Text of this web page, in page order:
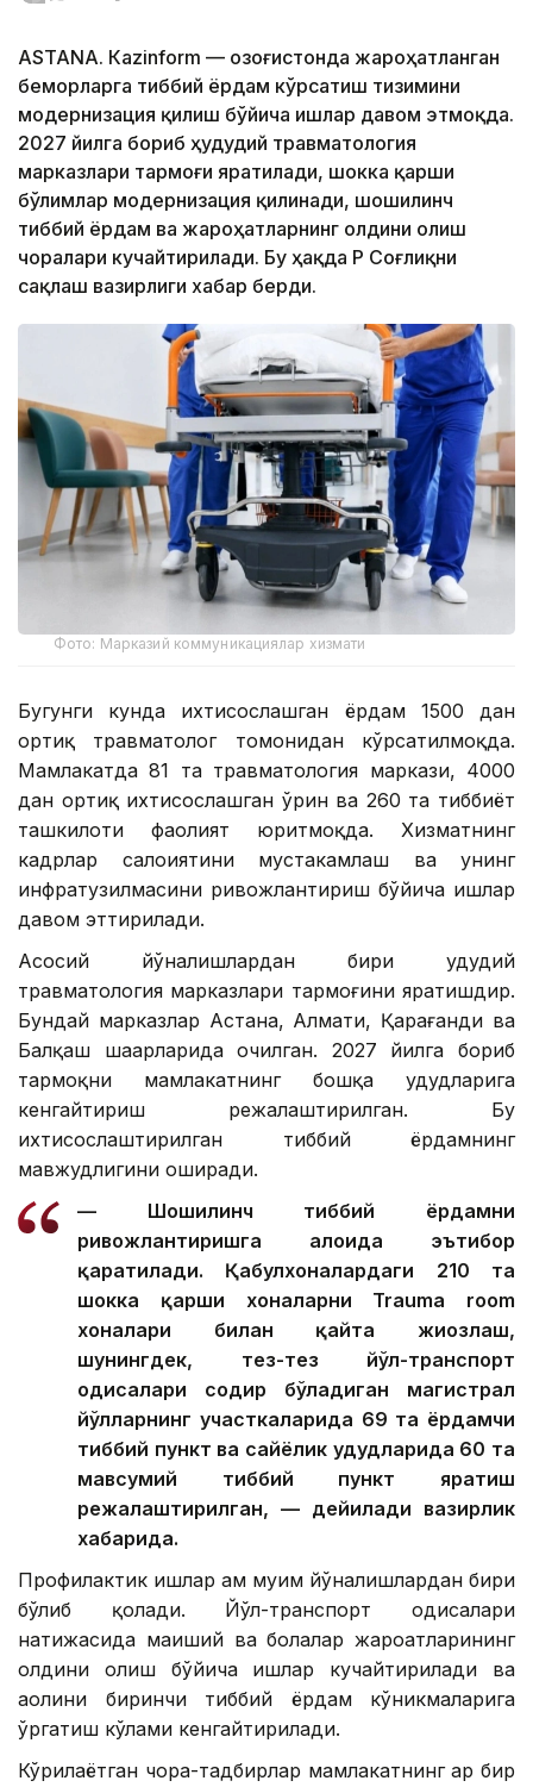
ASTANА. Кazinform — Қозоғистонда жароҳатланган
беморларга тиббий ёрдам кўрсатиш тизимини
модернизация қилиш бўйича ишлар давом этмоқда.
2027 йилга бориб ҳудудий травматология
марказлари тармоғи яратилади, шокка қарши
бўлимлар модернизация қилинади, шошилинч
тиббий ёрдам ва жароҳатларнинг олдини олиш
чоралари кучайтирилади. Бу ҳақда ҚР Соғлиқни
сақлаш вазирлиги хабар берди.
Фото: Марказий коммуникациялар хизмати
Бугунги кунда ихтисослашган ёрдам 1500 дан
ортиқ травматолог томонидан кўрсатилмоқда.
Мамлакатда 81 та травматология маркази, 4000
дан ортиқ ихтисослашган ўрин ва 260 та тиббиёт
ташкилоти фаолият юритмоқда. Хизматнинг
кадрлар салоҳиятини мустаҳкамлаш ва унинг
инфратузилмасини ривожлантириш бўйича ишлар
давом эттирилади.
Асосий йўналишлардан бири ҳудудий
травматология марказлари тармоғини яратишдир.
Бундай марказлар Астана, Алмати, Қарағанди ва
Балқаш шаҳарларида очилган. 2027 йилга бориб
тармоқни мамлакатнинг бошқа ҳудудларига
кенгайтириш режалаштирилган. Бу
ихтисослаштирилган тиббий ёрдамнинг
мавжудлигини оширади.
— Шошилинч тиббий ёрдамни
ривожлантиришга алоҳида эътибор
қаратилади. Қабулхоналардаги 210 та
шокка қарши хоналарни Trauma room
хоналари билан қайта жиҳозлаш,
шунингдек, тез-тез йўл-транспорт
ҳодисалари содир бўладиган магистрал
йўлларнинг участкаларида 69 та ёрдамчи
тиббий пункт ва сайёҳлик ҳудудларида 60 та
мавсумий тиббий пункт яратиш
режалаштирилган, — дейилади вазирлик
хабарида.
Профилактик ишлар ҳам муҳим йўналишлардан бири
бўлиб қолади. Йўл-транспорт ҳодисалари
натижасида маиший ва болалар жароҳатларининг
олдини олиш бўйича ишлар кучайтирилади ва
аҳолини биринчи тиббий ёрдам кўникмаларига
ўргатиш кўлами кенгайтирилади.
Кўрилаётган чора-тадбирлар мамлакатнинг ҳар бир